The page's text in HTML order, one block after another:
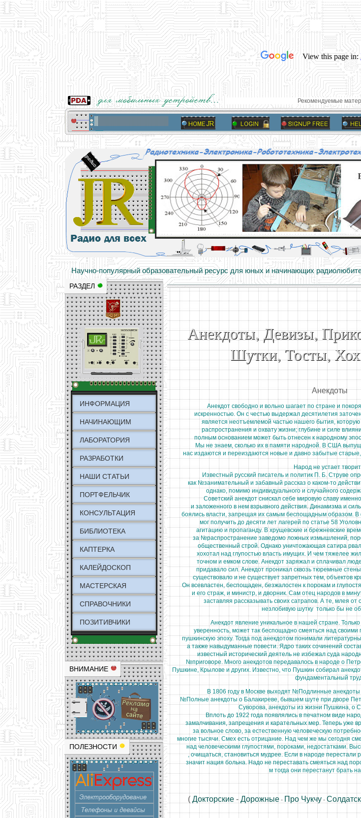
Рекомендуемые
Научно-популярный образовательный ресурс для юных и начинающих
Основы электричества, учебные материалы и опыт профессионалов -
РАЗДЕЛ
ИНФОРМАЦИЯ
НАЧИНАЮЩИМ
ЛАБОРАТОРИЯ
РАЗРАБОТКИ
НАШИ СТАТЬИ
ПОРТФЕЛЬЧИК
КОНСУЛЬТАЦИЯ
БИБЛИОТЕКА
КАПТЕРКА
КАЛЕЙДОСКОП
МАСТЕРСКАЯ
СПРАВОЧНИКИ
ПОЗИТИВЧИКИ
ВНИМАНИЕ
ПОЛЕЗНОСТИ
Анекдоты, Девизы,
Шутки, Тосты,
Анекдоты
Анекдот свободно и вольно шагает по стране и
искренностью. Он с честью выдержал десятилетия
является неотъемлемой частью нашего бытия,
распространения и охвату жизни; глубине и силе
полным основанием может быть отнесен к народному
Мы не знаем, сколько их в памяти народной. В США
нас издаются и переиздаются новые и давно забытые
Народ не устает
Известный русский писатель и политик П. Б. Струве
как №занимательный и забавный рассказ о каком-то
однако, помимо индивидуального и случайного
Советский анекдот снискал себе мировую славу
и заложенного в нем взрывного действия. Динамизма и
боялись власти, запрещая их самым беспощадным образом. В
мог получить до десяти лет лагерей по статье 58
агитацию и пропаганду. В хрущевские и брежневские
за №распространение заведомо ложных измышлений,
общественный строй. Однако уничтожающая сатира
хохотал над глупостью власть имущих. И чем тяжелее
точном и емком слове. Анекдот заряжал и сплачивал
придавало сил. Анекдот проникал сквозь тюремные
существовало и не существует запретных тем, объектов
Он всевластен, беспощаден, безжалостен к порокам и
и его страж, и министр, и дворник. Сам отец народов в
заставляя рассказывать своих сатрапов. А те, млея
незлобивую шутку только бы не
Анекдот явление уникальное в нашей стране.
уверенность, может так беспощадно смеяться над своими
пушкинскую эпоху. Тогда под анекдотом понимали
а также навыдуманные повести. Ядро таких сочинений
известный исторический деятель не избежал суда
№приговоре. Много анекдотов передавалось в народе о
Пушкине, Крылове и других. Известно, что Пушкин собирал
фундаментальный
В 1806 году в Москве выходят №Подлинные
№Полные анекдоты о Балакиреве, бывшем шуте при дворе
Суворова, анекдоты из жизни Пушкина, о
Вплоть до 1922 года появлялись в печатном виде
замалчивания, запрещения и карательных мер. Теперь уже
за вольное слово, за естественную человеческую
многие тысячи. Смех есть отрицание. Над чем же мы сегодня
над человеческими глупостями, пороками, недостатками.
, очищаться, становиться мудрее. Если в народе перестали
значит нация больна. Надо не переставать смеяться над
м тогда они перестанут брать
( Докторские- Дорожные- Про Чукчу-